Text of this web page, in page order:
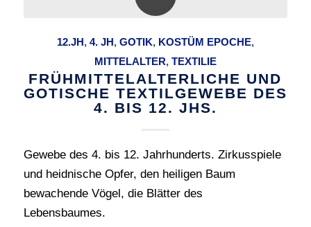
12.JH, 4. JH, GOTIK, KOSTÜM EPOCHE,
MITTELALTER, TEXTILIE
FRÜHMITTELALTERLICHE UND
GOTISCHE TEXTILGEWEBE DES
4. BIS 12. JHS.
Gewebe des 4. bis 12. Jahrhunderts. Zirkusspiele
und heidnische Opfer, den heiligen Baum
bewachende Vögel, die Blätter des
Lebensbaumes.